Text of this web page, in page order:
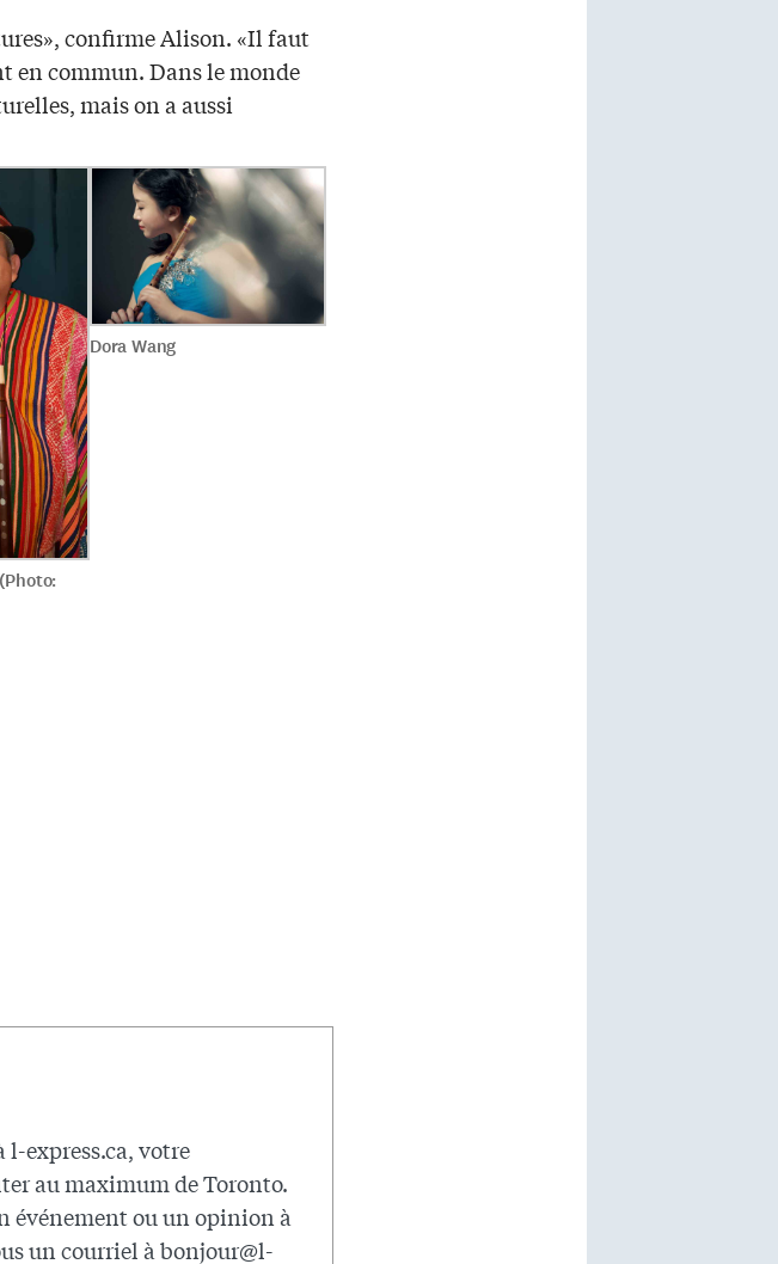
confirme Alison. «Il faut
en commun. Dans le monde
mais on a aussi
Dora Wang
express.ca, votre
au maximum de Toronto.
événement ou un opinion à
un courriel à bonjour@l-